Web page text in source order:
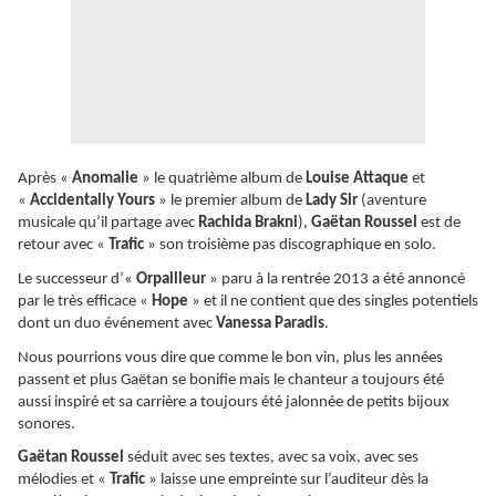
Après « Anomalie » le quatrième album de Louise Attaque et
« Accidentally Yours » le premier album de Lady Sir (aventure
musicale qu’il partage avec Rachida Brakni), Gaëtan Roussel est de
retour avec « Trafic » son troisième pas discographique en solo.
Le successeur d’« Orpailleur » paru à la rentrée 2013 a été annoncé
par le très efficace « Hope » et il ne contient que des singles potentiels
dont un duo événement avec Vanessa Paradis.
Nous pourrions vous dire que comme le bon vin, plus les années
passent et plus Gaëtan se bonifie mais le chanteur a toujours été
aussi inspiré et sa carrière a toujours été jalonnée de petits bijoux
sonores.
Gaëtan Roussel séduit avec ses textes, avec sa voix, avec ses
mélodies et « Trafic » laisse une empreinte sur l’auditeur dès la